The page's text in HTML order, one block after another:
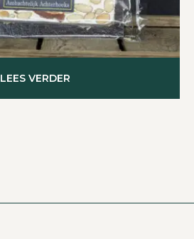
LEES VERDER